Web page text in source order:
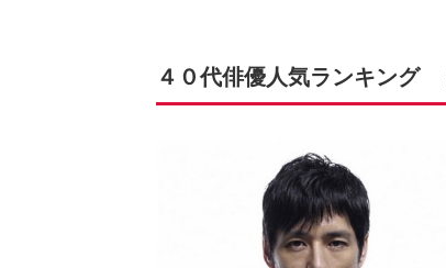
４０代俳優人気ランキング